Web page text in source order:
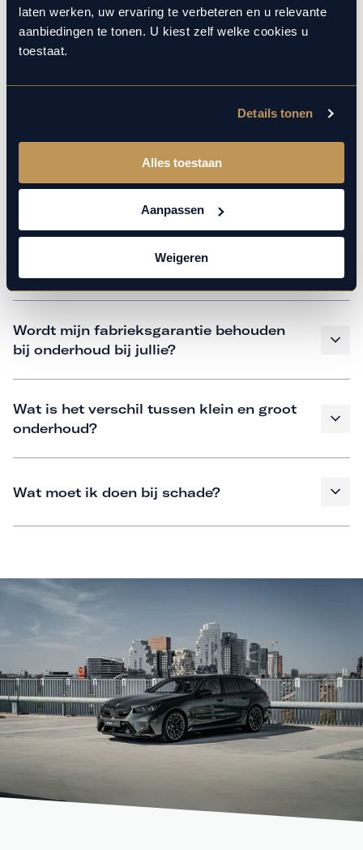
laten werken, uw ervaring te verbeteren en u relevante
aanbiedingen te tonen. U kiest zelf welke cookies u
toestaat.
Details tonen
Alles toestaan
Aanpassen
Weigeren
verzorgen het onderhoud op hetzelfde niveau als een
merkdealer. Kom gerust langs in onze werkplaats voor een
Hoe weet ik welk onderhoud mijn
auto nodig heeft en wanneer?
Is vervangend vervoer mogelijk?
Wordt mijn fabrieksgarantie behouden
bij onderhoud bij jullie?
Wat is het verschil tussen klein en groot
onderhoud?
Wat moet ik doen bij schade?